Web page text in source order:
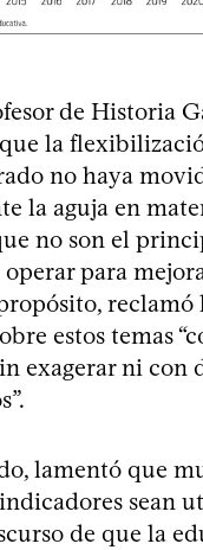
de Historia
la
no haya
la aguja en
no son el
para
reclamó
estos temas
exagerar ni con
lamentó que
sean
de que la